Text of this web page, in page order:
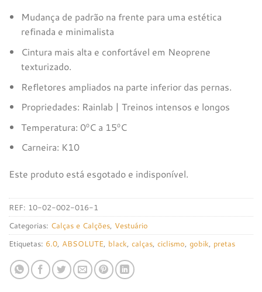
Mudança de padrão na frente para uma estética
refinada e minimalista
Cintura mais alta e confortável em Neoprene
texturizado.
Refletores ampliados na parte inferior das pernas.
Propriedades: Rainlab | Treinos intensos e longos
Temperatura: 0ºC a 15ºC
Carneira: K10
Este produto está esgotado e indisponível.
REF: 10-02-002-016-1
Categorias: Calças e Calções, Vestuário
Etiquetas: 6.0, ABSOLUTE, black, calças, ciclismo, gobik, pretas